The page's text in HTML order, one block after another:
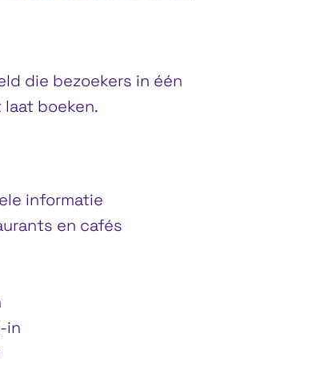
die bezoekers in één
boeken.
informatie
en cafés
in